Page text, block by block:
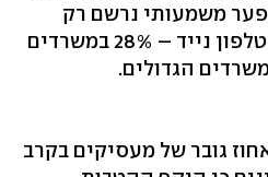
פער משמעותי נרשם רק
בהיקף הזכאים להחזקת טלפון נייד – 28% במשרדים
גובר של מעסיקים בקרב